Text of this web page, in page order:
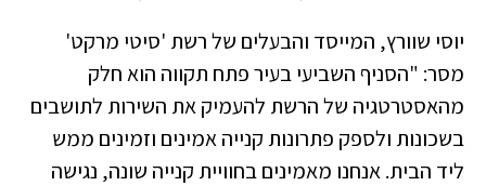
יוסי שוורץ, המייסד והבעלים של רשת 'סיטי מרקט'
מסר: "הסניף השביעי בעיר פתח תקווה הוא חלק
מהאסטרטגיה של הרשת להעמיק את השירות לתושבים
בשכונות ולספק פתרונות קנייה אמינים וזמינים ממש
ליד הבית. אנחנו מאמינים בחוויית קנייה שונה, נגישה